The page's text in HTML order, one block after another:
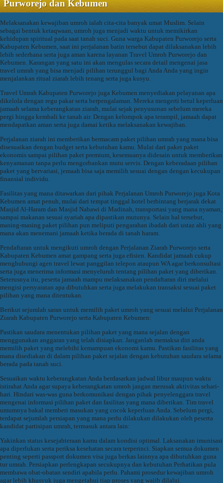
Purworejo dan Kebumen
Melaksanakan kewajiban umroh ialah cita-cita banyak umat Muslim. Selain
sebagai bentuk ketaqwaan, umroh juga menjadi waktu untuk memikirkan
kehidupan spiritual pada saat tanah suci. Guna warga Kabupaten Purworejo serta
Kabupaten Kebumen, saat ini perjalanan batin tersebut dapat dilaksanakan lebih
lebih sederhana serta juga aman karena layanan Travel Umroh Purworejo dan
Kebumen. Karangan yang satu ini akan mengulas secara detail mengenai jasa
travel umrah yang bisa menjadi pilihan terunggul bagi Anda Anda yang ingin
menjalankan ritual ziarah lebih tenang serta juga kusyu.
Travel Umrah Kabupaten Purworejo juga Kebumen menyediakan pelayanan apa
dikelola dengan regu pakar serta berpengalaman. Mereka mengerti betul keperluan
jamaah selama keberangkatan ziarah, mulai sejak penyusunan sebelum mereka
pergi hingga kembali ke tanah air. Dengan kelompok apa terampil, jamaah dapat
mendapatkan aman serta juga damai ketika melaksanakan kewajiban.
Perjalanan ziarah ini memberikan bermacam paket pilihan umrah yang mana bisa
disesuaikan dengan budget serta kebutuhan kamu. Mulai dari paket paket
ekonomis sampai pilihan paket premium, kesemuanya didesain untuk memberikan
kenyamanan tanpa perlu mengorbankan mutu servis. Dengan keberadaan pilihan
paket yang bervariasi, jemaah bisa saja memilih sesuai dengan dengan kecukupan
finansial individu.
Fasilitas yang mana ditawarkan dari pihak Perjalanan Umroh Purworejo juga Kota
Kebumen amat penuh, mulai dari tempat tinggal hotel berbintang berjarak dekat
Masjid Al-Haram dan Masjid Nabawi di Madinah, transportasi yang mana nyaman,
sampai makanan sesuai syariah apa dipastikan mutunya. Selain hal tersebut,
masing-masing paket pilihan pun meliputi pengarahan ibadah dari ustaz ahli yang
mana akan menemani jamaah ketika berada di tanah haram.
Pendaftaran untuk mengikuti umroh dengan Perjalanan Ziarah Purworejo serta
Kabupaten Kebumen amat gampang serta juga efisien. Kandidat jamaah cukup
menghubungi agen travel lewat panggilan telepon ataupun WA agar berkonsultasi
serta juga menerima informasi menyeluruh tentang pilihan paket yang diberikan.
Seterusnya itu, peserta jamaah mampu melaksanakan pendaftaran diri melalui
mengisi persyaratan apa dibutuhkan serta juga melakukan transaksi sesuai paket
pilihan yang mana ditentukan.
Berikut sejumlah saran untuk memilih paket umroh yang sesuai melalui Perjalanan
Ziarah Kabupaten Purworejo serta Kabupaten Kebumen:
Pastikan saudara menentukan pilihan paket yang mana sejalan dengan
menggunakan anggaran yang telah disiapkan. Janganlah memaksa diri anda
memilih paket yang melebihi kemampuan ekonomi kamu. Pastikan fasilitas yang
mana disediakan di dalam pilihan paket sejalan dengan kebutuhan saudara selama
berada pada tanah suci.
Sesuaikan waktu keberangkatan Anda berdasarkan jadwal libur maupun waktu
istirahat Anda agar supaya keberangkatan umroh jangan merusak aktivitas sehari-
hari. Hindari was-was guna berkomunikasi dengan pihak penyelenggara travel
mengenai informasi pilihan paket dan fasilitas yang mana diberikan. Tim travel
umumnya bakal memberi masukan yang cocok keperluan Anda. Sebelum pergi,
terdapat sejumlah persiapan yang mana perlu dilakukan dilakukan oleh peserta
kandidat partisipan umrah, termasuk antara lain:
Yakinkan status kesejahteraan kamu dalam kondisi optimal. Laksanakan imunisasi
apa diperlukan serta periksa kesehatan secara terperinci. Siapkan semua dokumen
penting seperti passport dokumen visa juga berkas lainnya apa dibutuhkan guna
tur umrah. Persiapkan perlengkapan secukupnya dan kebutuhan Perhatikan pula
membawa obat-obatan sendiri apabila perlu. Pahami prosedur kewajiban umroh
agar lebih khusyuk juga mengetahui tiap proses yang wajib dilalui.